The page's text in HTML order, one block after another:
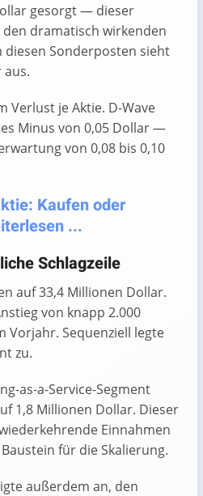
gesorgt — dieser
dramatisch wirkenden
diesen Sonderposten sieht
aus.
Verlust je Aktie. D-Wave
Minus von 0,05 Dollar —
von 0,08 bis 0,10
Kaufen oder
...
Schlagzeile
auf 33,4 Millionen Dollar.
von knapp 2.000
Vorjahr. Sequenziell legte
zu.
as-a-Service-Segment
1,8 Millionen Dollar. Dieser
Einnahmen
für die Skalierung.
außerdem an, den